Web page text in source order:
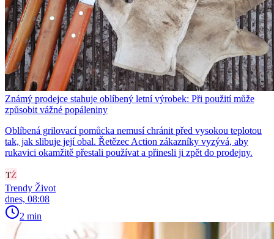
Známý prodejce stahuje oblíbený letní výrobek: Při použití může
způsobit vážné popáleniny
Oblíbená grilovací pomůcka nemusí chránit před vysokou teplotou
tak, jak slibuje její obal. Řetězec Action zákazníky vyzývá, aby
rukavici okamžitě přestali používat a přinesli ji zpět do prodejny.
Trendy Život
dnes, 08:08
2 min